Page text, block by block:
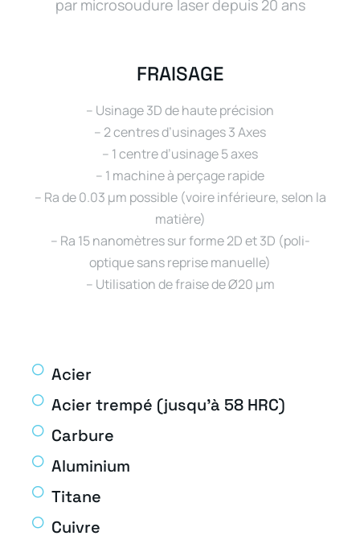
par microsoudure laser depuis 20 ans
FRAISAGE
– Usinage 3D de haute précision
– 2 centres d’usinages 3 Axes
– 1 centre d’usinage 5 axes
– 1 machine à perçage rapide
– Ra de 0.03 µm possible (voire inférieure, selon la
matière)
– Ra 15 nanomètres sur forme 2D et 3D (poli-
optique sans reprise manuelle)
– Utilisation de fraise de Ø20 µm
Acier
Acier trempé (jusqu'à 58 HRC)
Carbure
Aluminium
Titane
Cuivre